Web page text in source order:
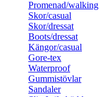
Promenad/walking
Skor/casual
Skor/dressat
Boots/dressat
Kängor/casual
Gore-tex
Waterproof
Gummistövlar
Sandaler